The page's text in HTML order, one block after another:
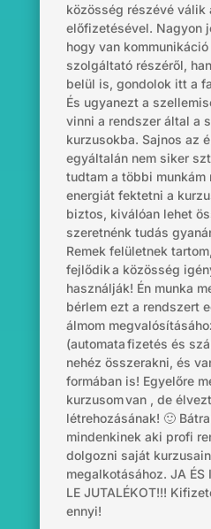
közösség részévé válik
előfizetésével. Nagyon
hogy van
szolgáltató részéről,
belül is, gondolok itt a
És ugyanezt a
vinni a rendszer által a
kurzusokba. Sajnos az
egyáltalán nem siker
tudtam a többi
energiát fektetni a
biztos, kiválóan lehet
szeretnénk tudás
Remek felületnek
fejlődik a közösség
használják! Én munka
bérlem ezt a rendszert
álmom
(automata fizetés és
nehéz összerakni, és
formában is! Egyelőre
kurzusom van , de
létrehozásának! 🙂
mindenkinek aki profi
dolgozni saját
megalkotásához. JA ÉS
LE JUTALÉKOT!!!
ennyi!